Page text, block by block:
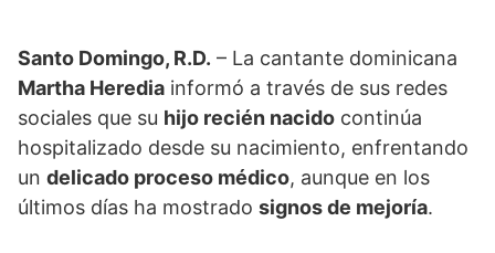
Santo Domingo, R.D. – La cantante dominicana
Martha Heredia informó a través de sus redes
sociales que su hijo recién nacido continúa
hospitalizado desde su nacimiento, enfrentando
un delicado proceso médico, aunque en los
últimos días ha mostrado signos de mejoría.